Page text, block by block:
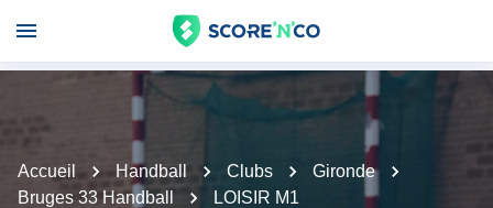
Accueil Handball Clubs
Gironde
Bruges 33 Handball
LOISIR M1